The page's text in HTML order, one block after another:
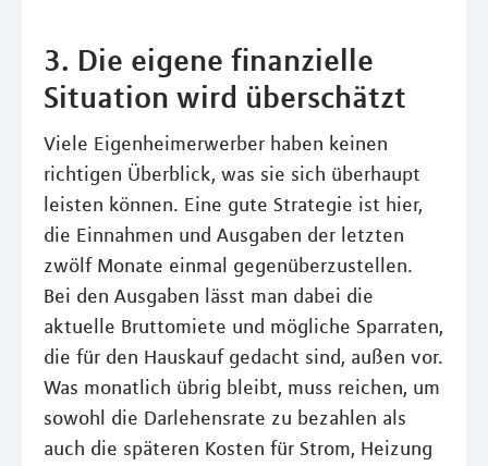
3. Die eigene finanzielle
Situation wird überschätzt
Viele Eigenheimerwerber haben keinen
richtigen Überblick, was sie sich überhaupt
leisten können. Eine gute Strategie ist hier,
die Einnahmen und Ausgaben der letzten
zwölf Monate einmal gegenüberzustellen.
Bei den Ausgaben lässt man dabei die
aktuelle Bruttomiete und mögliche Sparraten,
die für den Hauskauf gedacht sind, außen vor.
Was monatlich übrig bleibt, muss reichen, um
sowohl die Darlehensrate zu bezahlen als
auch die späteren Kosten für Strom, Heizung